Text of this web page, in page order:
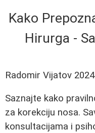
Kako
Hirurga -
Radomir Vijatov
Saznajte kako
za korekciju nosa.
konsultacijama i